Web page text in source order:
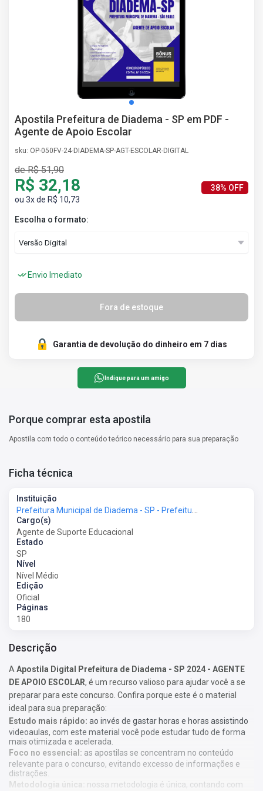
Apostila Prefeitura de Diadema - SP em PDF -
Agente de Apoio Escolar
sku: OP-050FV-24-DIADEMA-SP-AGT-ESCOLAR-DIGITAL
de R$ 51,90
R$ 32,18
ou 3x de R$ 10,73
38% OFF
Escolha o formato:
Envio Imediato
Fora de estoque
Garantia de devolução do dinheiro em 7 dias
Indique para um amigo
Porque comprar esta apostila
Apostila com todo o conteúdo teórico necessário para sua preparação
Ficha técnica
Instituição
Prefeitura Municipal de Diadema - SP - Prefeitura de Diadema - SP
Cargo(s)
Agente de Suporte Educacional
Estado
SP
Nível
Nível Médio
Edição
Oficial
Páginas
180
Descrição
A Apostila Digital Prefeitura de Diadema - SP 2024 - AGENTE
DE APOIO ESCOLAR, é um recurso valioso para ajudar você a se
preparar para este concurso. Confira porque este é o material
ideal para sua preparação:
Estudo mais rápido: ao invés de gastar horas e horas assistindo
videoaulas, com este material você pode estudar tudo de forma
mais otimizada e acelerada.
Foco no essencial: as apostilas se concentram no conteúdo
relevante para o concurso, evitando excesso de informações e
distrações.
Metodologia única:
nossa metodologia é única, contando com